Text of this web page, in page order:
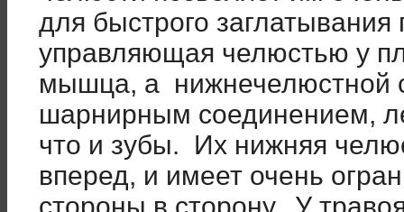
для быстрого
управляющая челюстью у
мышца, а нижнечелюстной
шарнирным соединением,
что и зубы. Их нижняя
вперед, и имеет очень